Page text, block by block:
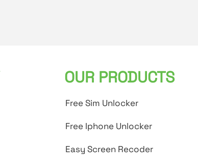
OUR PRODUCTS
Free Sim Unlocker
Free Iphone Unlocker
Easy Screen Recoder